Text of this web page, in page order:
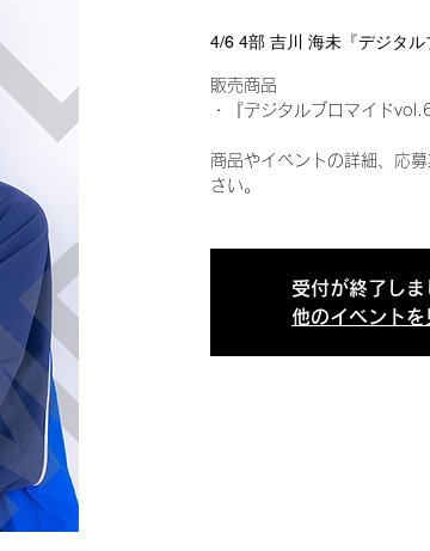
4/6 4部 吉川 海未『デジタ
販売商品
・『デジタルブロマイド
商品やイベントの詳細、応
さい。
受付が終了しま
他のイベントを